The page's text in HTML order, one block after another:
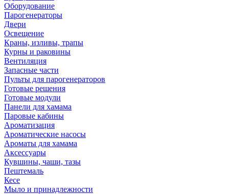
Оборудование
Парогенераторы
Двери
Освещение
Краны, изливы, трапы
Курны и раковины
Вентиляция
Запасные части
Пульты для парогенераторов
Готовые решения
Готовые модули
Панели для хамама
Паровые кабины
Ароматизация
Ароматические насосы
Ароматы для хамама
Аксессуары
Кувшины, чаши, тазы
Пештемаль
Кесе
Мыло и принадлежности